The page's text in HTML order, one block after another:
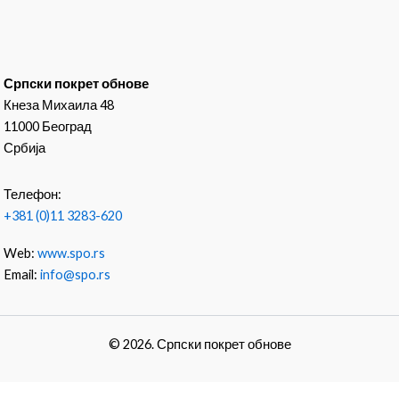
Српски покрет обнове
Кнеза Михаила 48
11000 Београд
Србија
Телефон:
+381 (0)11 3283-620
Web:www.spo.rs
Email:info@spo.rs
© 2026. Српски покрет обнове